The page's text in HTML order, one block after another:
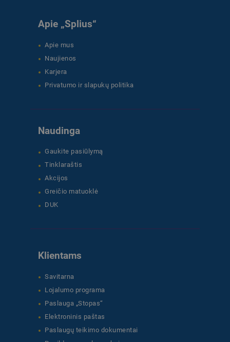
Apie „Splius“
Apie mus
Naujienos
Karjera
Privatumo ir slapukų politika
Naudinga
Gaukite pasiūlymą
Tinklaraštis
Akcijos
Greičio matuoklė
DUK
Klientams
Savitarna
Lojalumo programa
Paslauga „Stopas“
Elektroninis paštas
Paslaugų teikimo dokumentai